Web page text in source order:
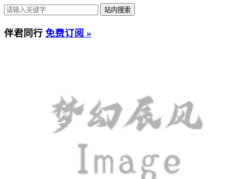
伴君同行 免费订阅 »